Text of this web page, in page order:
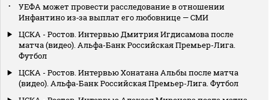
УЕФА может провести расследование в отношении
Инфантино из‑за выплат его любовнице — СМИ
ЦСКА - Ростов. Интервью Дмитрия Игдисамова после
матча (видео). Альфа-Банк Российская Премьер-Лига.
Футбол
ЦСКА - Ростов. Интервью Хонатана Альбы после матча
(видео). Альфа-Банк Российская Премьер-Лига. Футбол